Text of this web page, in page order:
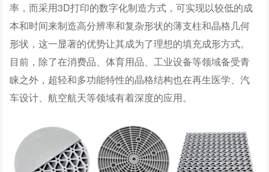
率，而采用3D打印的数字化制造方式，可实现以较低的成
本和时间来制造高分辨率和复杂形状的薄支柱和晶格几何
形状，这一显著的优势让其成为了理想的填充成形方式。
目前，除了在消费品、体育用品、工业设备等领域备受青
睐之外，超轻和多功能特性的晶格结构也在再生医学、汽
车设计、航空航天等领域有着深度的应用。